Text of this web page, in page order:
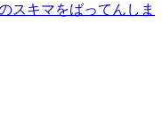
スキマをばってんしま